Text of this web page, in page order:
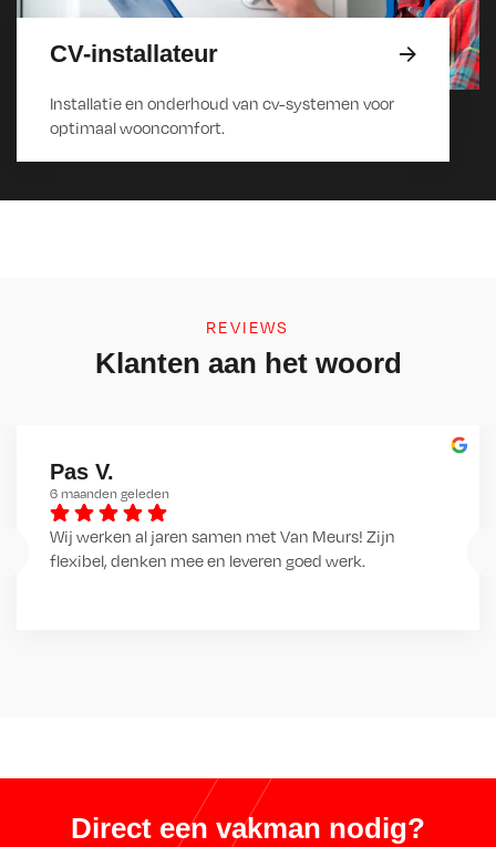
CV-installateur
Installatie en onderhoud van cv-systemen voor
optimaal wooncomfort.
REVIEWS
Klanten aan het woord
Pas V.
6 maanden geleden
Wij werken al jaren samen met Van Meurs! Zijn
flexibel, denken mee en leveren goed werk.
Direct een vakman nodig?